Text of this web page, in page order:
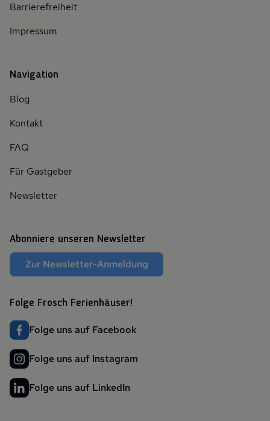
Barrierefreiheit
Impressum
Navigation
Blog
Kontakt
FAQ
Für Gastgeber
Newsletter
Abonniere unseren Newsletter
Zur Newsletter-Anmeldung
Folge Frosch Ferienhäuser!
Folge uns auf Facebook
Folge uns auf Instagram
Folge uns auf LinkedIn